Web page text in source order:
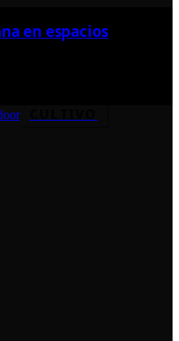
en espacios